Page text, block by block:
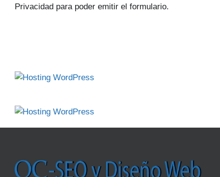
Privacidad para poder emitir el formulario.